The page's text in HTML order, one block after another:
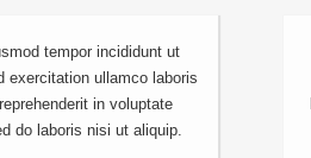
tempor incididunt ut
exercitation ullamco laboris
in voluptate
do laboris nisi ut aliquip.